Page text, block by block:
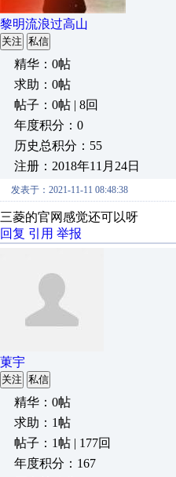
黎明流浪过高山
关注 私信
精华：0帖
求助：0帖
帖子：0帖 | 8回
年度积分：0
历史总积分：55
注册：2018年11月24日
发表于：2021-11-11 08:48:38
三菱的官网感觉还可以呀
回复 引用 举报
菄宇
关注 私信
精华：0帖
求助：1帖
帖子：1帖 | 177回
年度积分：167